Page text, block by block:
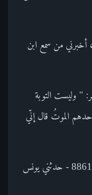
أخبرني من سمع ابن
" وليست التوبة
الموتُ قال إنّي
ثم قال: وهل الحضور إلا السَّوق. (50)8861 - حدثني يونس